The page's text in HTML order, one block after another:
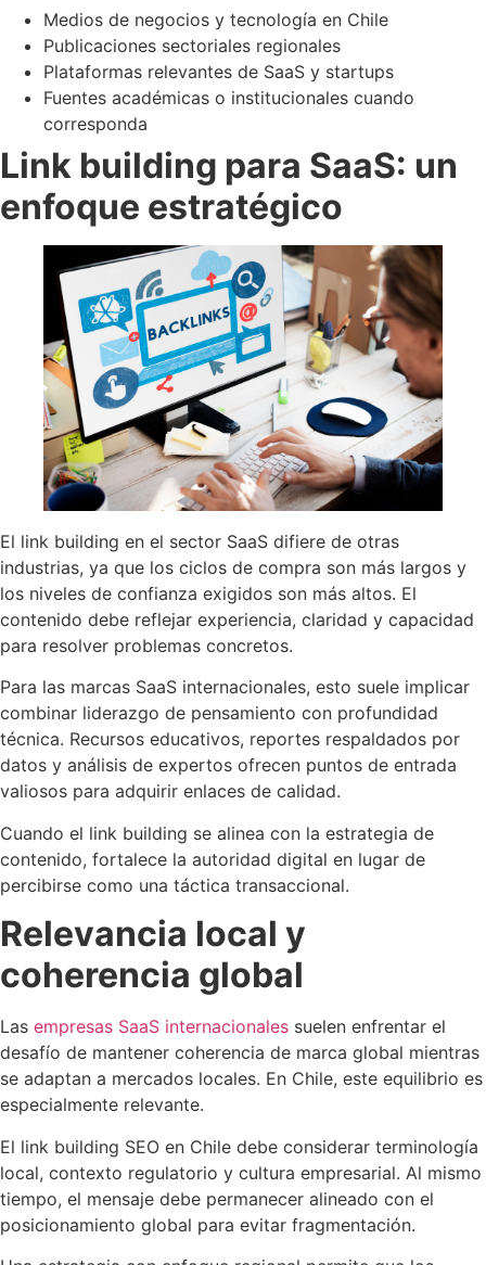
Medios de negocios y tecnología en Chile
Publicaciones sectoriales regionales
Plataformas relevantes de SaaS y startups
Fuentes académicas o institucionales cuando
corresponda
Link building para SaaS: un
enfoque estratégico
El link building en el sector SaaS difiere de otras
industrias, ya que los ciclos de compra son más largos y
los niveles de confianza exigidos son más altos. El
contenido debe reflejar experiencia, claridad y capacidad
para resolver problemas concretos.
Para las marcas SaaS internacionales, esto suele implicar
combinar liderazgo de pensamiento con profundidad
técnica. Recursos educativos, reportes respaldados por
datos y análisis de expertos ofrecen puntos de entrada
valiosos para adquirir enlaces de calidad.
Cuando el link building se alinea con la estrategia de
contenido, fortalece la autoridad digital en lugar de
percibirse como una táctica transaccional.
Relevancia local y
coherencia global
Las empresas SaaS internacionales suelen enfrentar el
desafío de mantener coherencia de marca global mientras
se adaptan a mercados locales. En Chile, este equilibrio es
especialmente relevante.
El link building SEO en Chile debe considerar terminología
local, contexto regulatorio y cultura empresarial. Al mismo
tiempo, el mensaje debe permanecer alineado con el
posicionamiento global para evitar fragmentación.